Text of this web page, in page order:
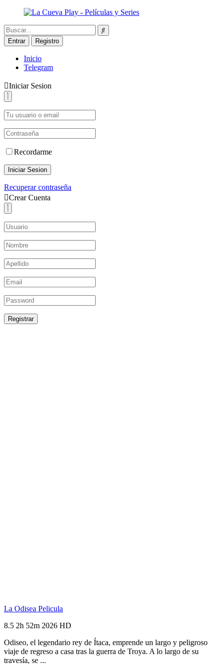
Entrar Registro
Inicio
Telegram
Iniciar Sesion
Recordarme
Iniciar Sesion
Recuperar contraseña
Crear Cuenta
Registrar
La Odisea Pelicula
8.5 2h 52m 2026 HD
Odiseo, el legendario rey de Ítaca, emprende un largo y peligroso
viaje de regreso a casa tras la guerra de Troya. A lo largo de su
travesía, se ...